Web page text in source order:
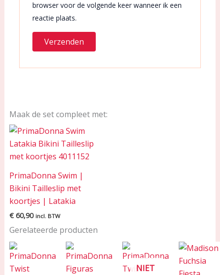
browser voor de volgende keer wanneer ik een
reactie plaats.
Maak de set compleet met:
PrimaDonna Swim |
Bikini Tailleslip met
koortjes | Latakia
€60,90 incl. BTW
Gerelateerde producten
NIET